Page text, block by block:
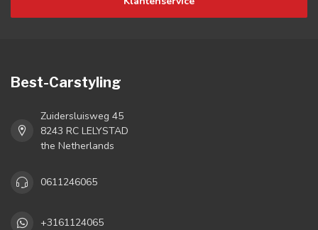
Best-Carstyling
Zuidersluisweg 45
8243 RC LELYSTAD
the Netherlands
0611246065
+3161124065